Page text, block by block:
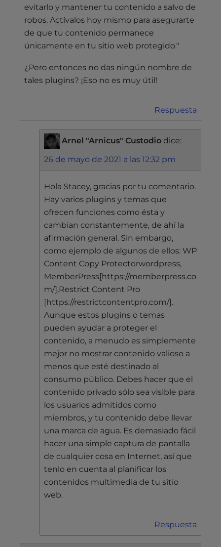
evitarlo y mantener tu contenido a salvo de
robos. Actívalos hoy mismo para asegurarte
de que tu contenido permanece
únicamente en tu sitio web protegido."
¿Pero entonces no das ningún nombre de
tales plugins? ¡Eso no es muy útil!
Respuesta
Arnel "Arnicus" Custodio dice:
26 de mayo de 2021 a las 12:32 pm
Hola Stacey, gracias por tu comentario.
Hay varios plugins y temas que
ofrecen funciones como ésta y
cambian constantemente, de ahí la
afirmación general. Sin embargo,
como ejemplo de algunos de ellos: WP
Content Copy Protectorwordpress,
MemberPress[https://memberpress.co
m/],Restrict Content Pro
[https://restrictcontentpro.com/].
Aunque estos plugins o temas
pueden ayudar a proteger el
contenido, a menudo es simplemente
mejor no mostrar contenido valioso a
menos que esté destinado al
consumo público. Debes hacer que el
contenido privado sólo sea visible para
los usuarios admitidos como
miembros, y tu contenido debe llevar
una marca de agua. Es demasiado fácil
hacer una simple captura de pantalla
de cualquier cosa en Internet, así que
tenlo en cuenta al planificar los
contenidos multimedia de tu sitio
web.
Respuesta